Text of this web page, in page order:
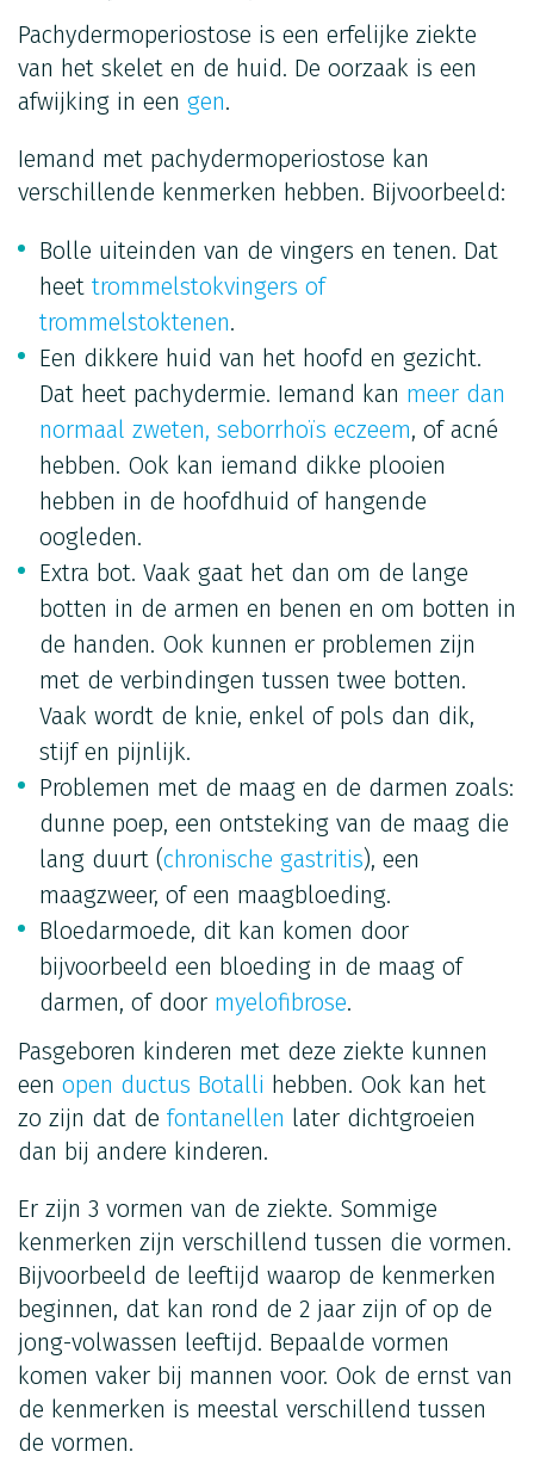
Pachydermoperiostose is een erfelijke ziekte
van het skelet en de huid. De oorzaak is een
afwijking in een gen.
Iemand met pachydermoperiostose kan
verschillende kenmerken hebben. Bijvoorbeeld:
Bolle uiteinden van de vingers en tenen. Dat
heet trommelstokvingers of
trommelstoktenen.
Een dikkere huid van het hoofd en gezicht.
Dat heet pachydermie. Iemand kan meer dan
normaal zweten, seborrhoïs eczeem, of acné
hebben. Ook kan iemand dikke plooien
hebben in de hoofdhuid of hangende
oogleden.
Extra bot. Vaak gaat het dan om de lange
botten in de armen en benen en om botten in
de handen. Ook kunnen er problemen zijn
met de verbindingen tussen twee botten.
Vaak wordt de knie, enkel of pols dan dik,
stijf en pijnlijk.
Problemen met de maag en de darmen zoals:
dunne poep, een ontsteking van de maag die
lang duurt (chronische gastritis), een
maagzweer, of een maagbloeding.
Bloedarmoede, dit kan komen door
bijvoorbeeld een bloeding in de maag of
darmen, of door myelofibrose.
Pasgeboren kinderen met deze ziekte kunnen
een open ductus Botalli hebben. Ook kan het
zo zijn dat de fontanellen later dichtgroeien
dan bij andere kinderen.
Er zijn 3 vormen van de ziekte. Sommige
kenmerken zijn verschillend tussen die vormen.
Bijvoorbeeld de leeftijd waarop de kenmerken
beginnen, dat kan rond de 2 jaar zijn of op de
jong-volwassen leeftijd. Bepaalde vormen
komen vaker bij mannen voor. Ook de ernst van
de kenmerken is meestal verschillend tussen
de vormen.